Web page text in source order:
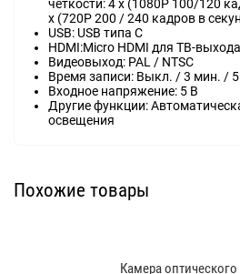
четкости: 4 x (1080P 100/120
x (720P 200 / 240 кадров в
USB: USB типа C
HDMI:Micro HDMI для ТВ-выхода
Видеовыход: PAL / NTSC
Время записи: Выкл. / 3 мин. /
Входное напряжение: 5 В
Другие функции:
освещения
Похожие товары
Камера